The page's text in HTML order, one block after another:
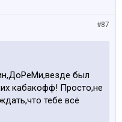
#87
был
кабакофф! Просто,не
тебе всё